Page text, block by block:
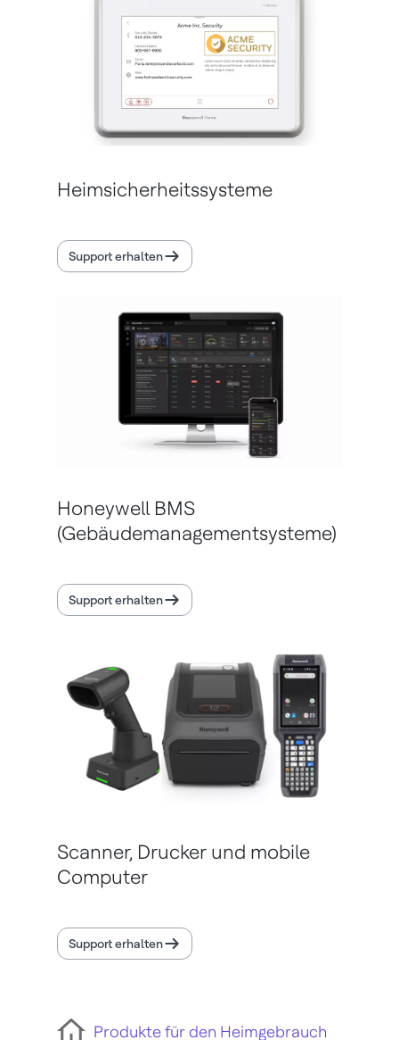
Heimsicherheitssysteme
Support erhalten
Honeywell BMS
(Gebäudemanagementsysteme)
Support erhalten
Scanner, Drucker und mobile
Computer
Support erhalten
Produkte für den Heimgebrauch